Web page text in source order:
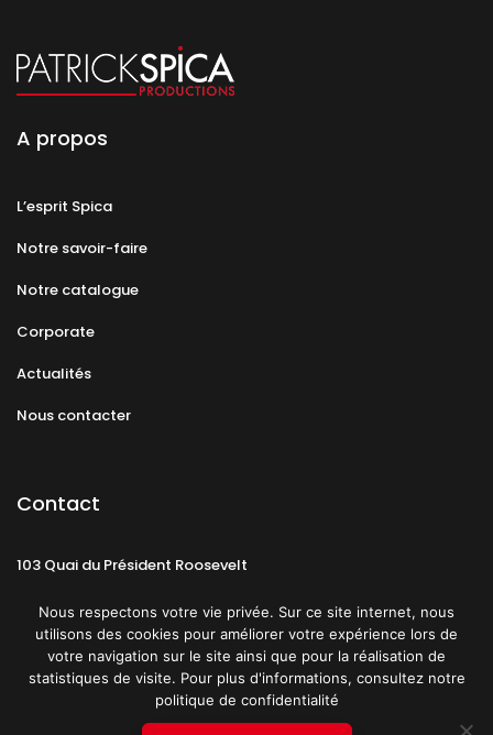
A propos
L’esprit Spica
Notre savoir-faire
Notre catalogue
Corporate
Actualités
Nous contacter
Contact
103 Quai du Président Roosevelt
CGU Politique de confidentialité
Nous respectons votre vie privée. Sur ce site internet, nous
utilisons des cookies pour améliorer votre expérience lors de
votre navigation sur le site ainsi que pour la réalisation de
statistiques de visite. Pour plus d'informations, consultez notre
politique de confidentialité